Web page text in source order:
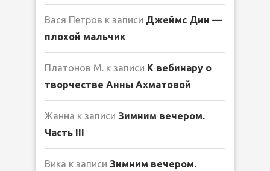
Вася Петров к записи Джеймс Дин —
плохой мальчик
Платонов М. к записи К вебинару о
творчестве Анны Ахматовой
Жанна к записи Зимним вечером.
Часть III
Вика к записи Зимним вечером.